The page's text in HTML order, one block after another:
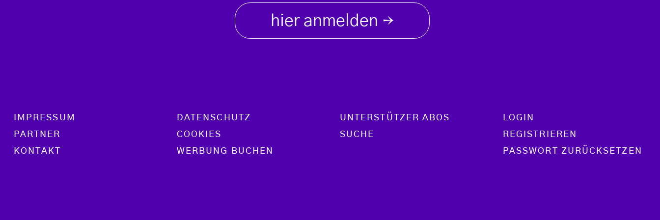
hier anmelden →
Footer menu
IMPRESSUM
PARTNER
KONTAKT
DATENSCHUTZ
COOKIES
WERBUNG BUCHEN
UNTERSTÜTZER ABOS
SUCHE
LOGIN
REGISTRIEREN
PASSWORT ZURÜCKSETZEN